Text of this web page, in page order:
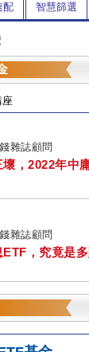
配 智慧篩選
座
雜誌顧問
壞，2022年中
雜誌顧問
ETF，究竟是